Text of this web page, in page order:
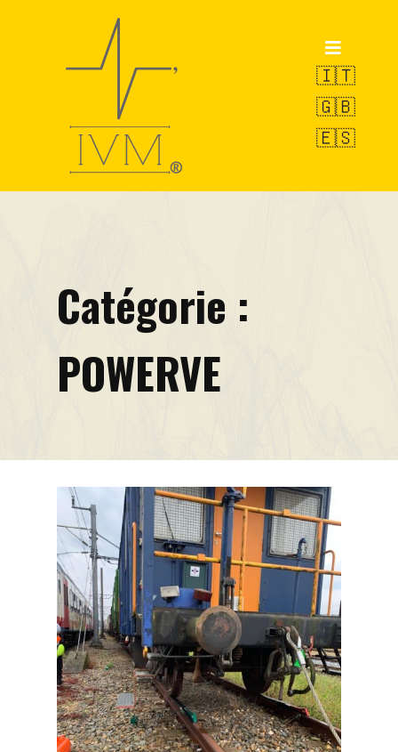
OCTOPUS
VAMS-UBM
Pilules techniques
Événements
🇮🇹
🇬🇧
🇪🇸
Catégorie :
POWERVE